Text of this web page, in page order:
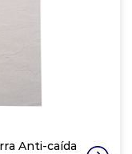
Anti-caída